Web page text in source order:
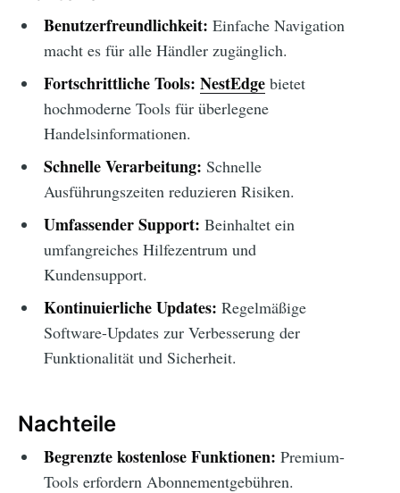
Benutzerfreundlichkeit: Einfache Navigation
macht es für alle Händler zugänglich.
Fortschrittliche Tools: NestEdgebietet
hochmoderne Tools für überlegene
Handelsinformationen.
Schnelle Verarbeitung: Schnelle
Ausführungszeiten reduzieren Risiken.
Umfassender Support: Beinhaltet ein
umfangreiches Hilfezentrum und
Kundensupport.
Kontinuierliche Updates: Regelmäßige
Software-Updates zur Verbesserung der
Funktionalität und Sicherheit.
Nachteile
Begrenzte kostenlose Funktionen: Premium-
Tools erfordern Abonnementgebühren.